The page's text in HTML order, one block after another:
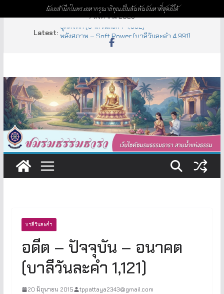
7 สิงหาคม 2026
Latest: อุตตรทิศ (บาลีวันละคำ 4,992)
พลังสุภาพ – Soft Power (บาลีวันละคำ 4,991)
บาลีวันละคำ
อดีต – ปัจจุบัน – อนาคต
(บาลีวันละคำ 1,121)
20 มิถุนายน 2015 tppattaya2343@gmail.com
น้อมสำนึกในพระมหากรุณาธิคุณเป็นล้นพ้นอันหาที่สุดมิได้